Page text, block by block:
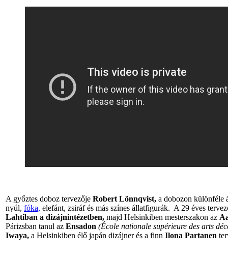
A győztes doboz tervezője Robert Lönnqvist, a dobozon különféle
nyúl, fóka, elefánt, zsiráf és más színes állatfigurák. A 29 éves
Lahtiban a dizájnintézetben, majd Helsinkiben mesterszakon az
Párizsban tanul az Ensadon (École nationale supérieure des arts
Iwaya, a Helsinkiben élő japán dizájner és a finn Ilona Partanen